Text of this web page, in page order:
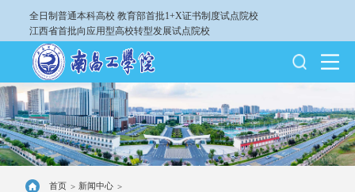
全日制普通本科高校 教育部首批1+X证书制度试点院校
江西省首批向应用型高校转型发展试点院校
首页 > 新闻中心 >